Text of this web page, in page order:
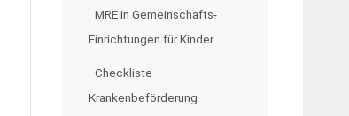
MRE in Gemeinschafts-
Einrichtungen für Kinder
Checkliste
Krankenbeförderung